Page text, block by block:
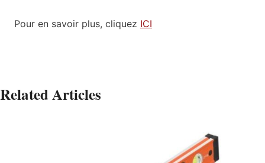
Pour en savoir plus, cliquez ICI
Related Articles